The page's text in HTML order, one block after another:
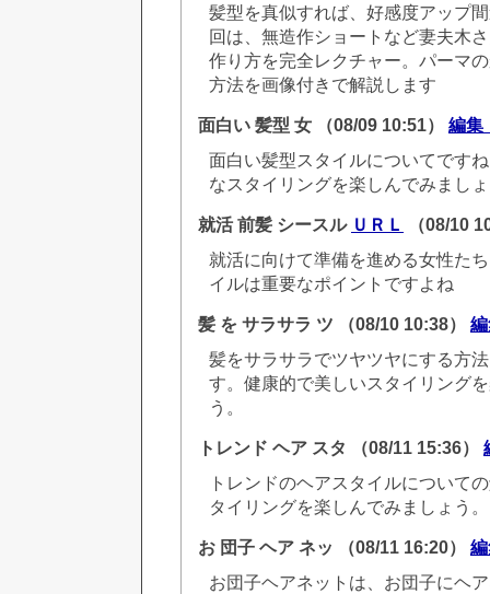
髪型を真似すれば、好感度アップ
回は、無造作ショートなど妻夫木
作り方を完全レクチャー。パーマ
方法を画像付きで解説します
面白い 髪型 女 （08/09 10:51） 編集
面白い髪型スタイルについてです
なスタイリングを楽しんでみまし
就活 前髪 シースル ＵＲＬ
（08/10
就活に向けて準備を進める女性た
イルは重要なポイントですよね
髪 を サラサラ ツ （08/10 10:38）
髪をサラサラでツヤツヤにする方
す。健康的で美しいスタイリング
う。
トレンド ヘア スタ （08/11 15:36）
トレンドのヘアスタイルについて
タイリングを楽しんでみましょう。
お 団子 ヘア ネッ （08/11 16:20）
お団子ヘアネットは、お団子にヘ